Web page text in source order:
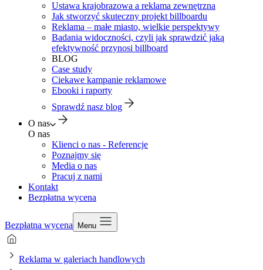
Ustawa krajobrazowa a reklama zewnętrzna
Jak stworzyć skuteczny projekt billboardu
Reklama – małe miasto, wielkie perspektywy
Badania widoczności, czyli jak sprawdzić jaką
efektywność przynosi billboard
BLOG
Case study
Ciekawe kampanie reklamowe
Ebooki i raporty
Sprawdź nasz blog
O nas
O nas
Klienci o nas - Referencje
Poznajmy się
Media o nas
Pracuj z nami
Kontakt
Bezpłatna wycena
Bezpłatna wycena Menu
Reklama w galeriach handlowych